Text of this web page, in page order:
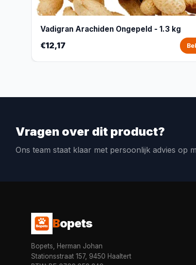
Vadigran Arachiden Ongepeld - 1.3 kg
€12,17
Vragen over dit product?
Ons team staat klaar met persoonlijk advies op
Bopets
Bopets, Herman Johan
Stationsstraat 157, 9450 Haaltert